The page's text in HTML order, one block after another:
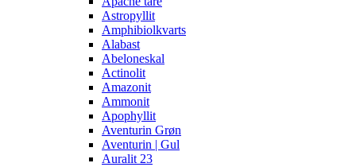
Astropyllit
Amphibiolkvarts
Alabast
Abeloneskal
Actinolit
Amazonit
Ammonit
Apophyllit
Aventurin Grøn
Aventurin | Gul
Auralit 23